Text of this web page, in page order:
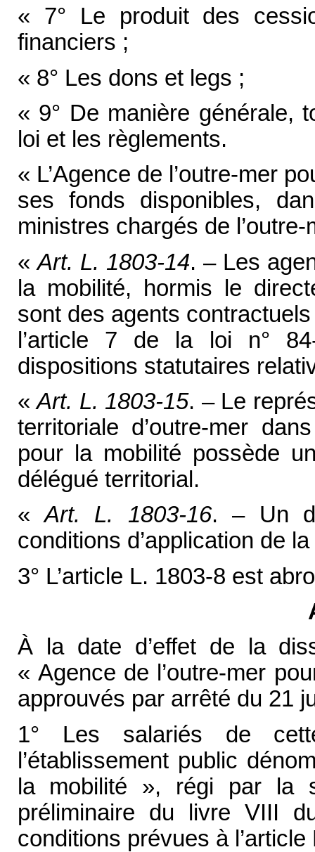
« 7° Le produit des
financiers ;
« 8° Les dons et legs ;
« 9° De manière générale,
loi et les règlements.
« L’Agence de l’outre-mer
ses fonds disponibles,
ministres chargés de
«Art. L. 1803-14. – Les
la mobilité, hormis le
sont des agents
l’article 7 de la loi n°
dispositions statutaires
«Art. L. 1803-15. – Le
territoriale d’outre-mer
pour la mobilité possède
délégué territorial.
«Art. L. 1803-16. – Un
conditions d’application de
3° L’article L. 1803-8 est
À la date d’effet de la
« Agence de l’outre-mer
approuvés par arrêté du 21
1° Les salariés de
l’établissement public
la mobilité », régi par la
préliminaire du livre VIII
conditions prévues à